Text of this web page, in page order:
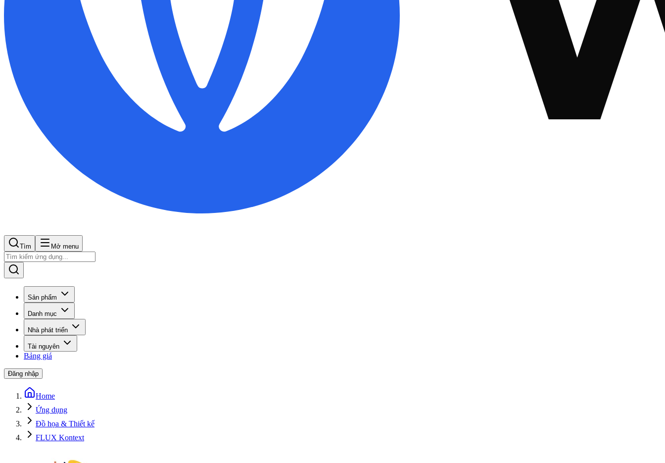
Tìm Mở menu
Sản phẩm
Danh mục
Nhà phát triển
Tài nguyên
Bảng giá
Đăng nhập
Home
Ứng dụng
Đồ họa & Thiết kế
FLUX Kontext